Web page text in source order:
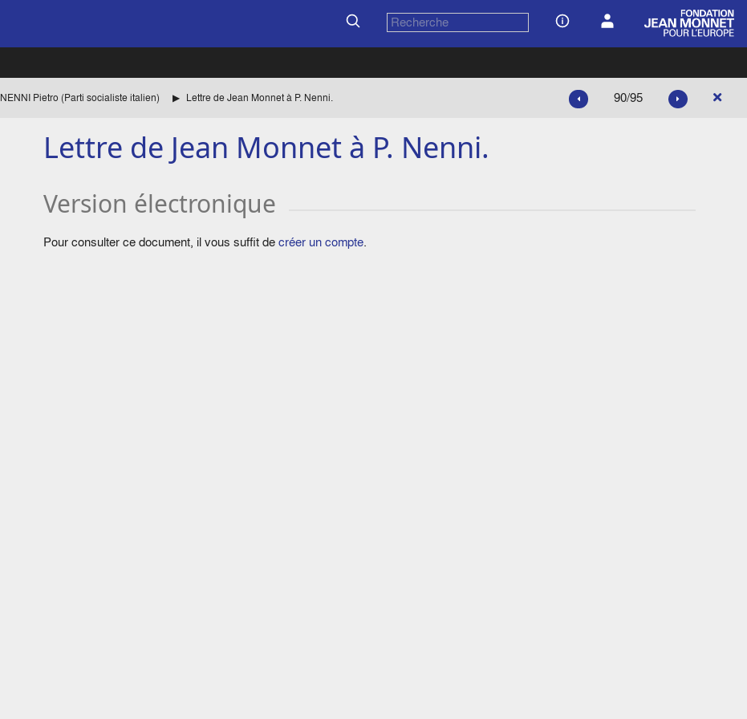
NENNI Pietro (Parti socialiste italien) Lettre de Jean Monnet à P. Nenni. 90/95
Lettre de Jean Monnet à P. Nenni.
Version électronique
Pour consulter ce document, il vous suffit decréer un compte.